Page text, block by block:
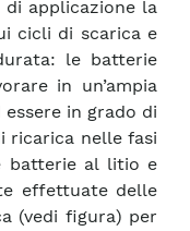
applicazione la
cicli di scarica e
le batterie
in un’ampia
in grado di
ricarica nelle fasi
batterie al litio e
effettuate delle
(vedi figura) per